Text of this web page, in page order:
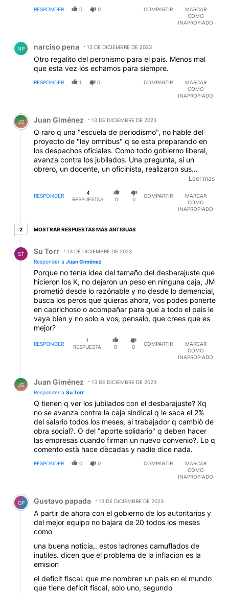
RESPONDER 0 0 COMPARTIR
MARCAR
COMO
INAPROPIADO
NP narciso pena 13 DE DICIEMBRE DE 2023
Otro regalito del peronismo para el pais. Menos mal
que esta vez los echamos para siempre.
RESPONDER 1 0 COMPARTIR
MARCAR
COMO
INAPROPIADO
Comentario de Juan Giménez.
JG Juan Giménez 13 DE DICIEMBRE DE 2023
Q raro q una "escuela de periodismo", no hable del
proyecto de "ley omnibus" q se esta preparando en
los despachos oficiales. Como todo gobierno liberal,
avanza contra los jubilados. Una pregunta, si un
obrero, un docente, un oficinista, realizaron sus
aportes jubilatorios x 30 años y sin chistar, q culpa
tienen del descalabro q armaron otros? Los q se
equivocaron son los politicos, los economistas, pero
no los laburantes rasos. Entonces, xq la quita?
Leer mas
RESPONDER
4
RESPUESTAS
0 0
COMPARTIR
MARCAR
COMO
INAPROPIADO
22 respuestas más antiguas
MOSTRAR RESPUESTAS MÁS ANTIGUAS
ST Su Torr
13 DE DICIEMBRE DE 2023
Responder a Juan Giménez
Porque no tenía idea del tamaño del desbarajuste que
hicieron los K, no dejaron un peso en ninguna caja, JM
prometió desde lo razónable y no desde lo demencial,
busca los peros que quieras ahora, vos podes ponerte
en caprichoso o acompañar para que a todo el pais le
vaya bien y no solo a vos, pensalo, que crees que es
mejor?
RESPONDER
1
RESPUESTA
0 0
COMPARTIR
MARCAR
COMO
INAPROPIADO
JG Juan Giménez
13 DE DICIEMBRE DE 2023
Responder a Su Torr
Q tienen q ver los jubilados con el desbarajuste? Xq
no se avanza contra la caja sindical q le saca el 2%
del salario todos los meses, al trabajador q cambiò de
obra social?. O del "aporte solidario" q deben hacer
las empresas cuando firman un nuevo convenio?. Lo q
comento està hace dècadas y nadie dice nada.
RESPONDER 0 0 COMPARTIR
MARCAR
COMO
INAPROPIADO
Comentario de Gustavo papada.
GP Gustavo papada 13 DE DICIEMBRE DE 2023
A partir de ahora con el gobierno de los autoritarios y
del mejor equipo no bajara de 20 todos los meses
como
una buena noticia,. estos ladrones camuflados de
inutiles. dicen que el problema de la inflacion es la
emision
el deficit fiscal. que me nombren un pais en el mundo
que tiene deficit fiscal, solo uno, segundo